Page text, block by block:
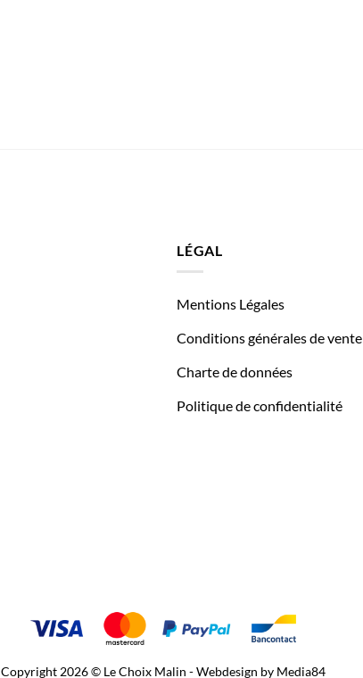
LÉGAL
Mentions Légales
Conditions générales de vente
Charte de données
Politique de confidentialité
Copyright 2026 © Le Choix Malin - Webdesign by Media84